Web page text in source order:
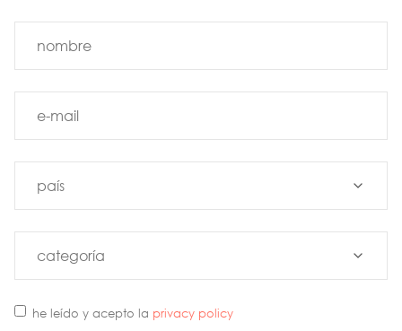
he leído y acepto la privacy policy